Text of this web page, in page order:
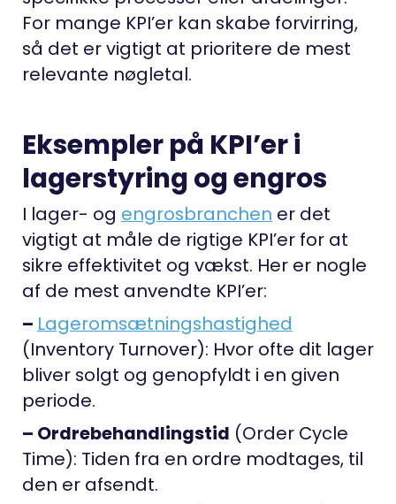
For mange KPI’er kan skabe forvirring,
så det er vigtigt at prioritere de mest
relevante nøgletal.
Eksempler på KPI’er i
lagerstyring og engros
I lager- og engrosbranchen er det
vigtigt at måle de rigtige KPI’er for at
sikre effektivitet og vækst. Her er nogle
af de mest anvendte KPI’er:
– Lageromsætningshastighed
(Inventory Turnover): Hvor ofte dit lager
bliver solgt og genopfyldt i en given
periode.
– Ordrebehandlingstid (Order Cycle
Time): Tiden fra en ordre modtages, til
den er afsendt.